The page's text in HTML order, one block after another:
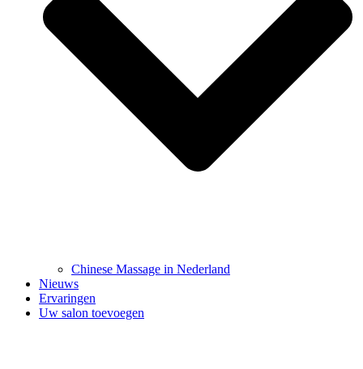
Chinese Massage in Nederland
Nieuws
Ervaringen
Uw salon toevoegen